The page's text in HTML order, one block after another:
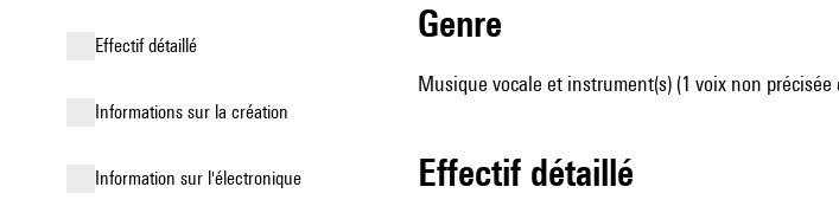
effectif détaillé
informations sur la création
Information sur l'électronique
genre
Musique vocale et instrument(s) (1 voix non précisée
effectif détaillé